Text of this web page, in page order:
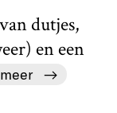
dutjes,
en een